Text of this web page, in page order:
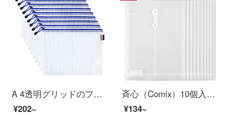
A 4透明グリッドのファスナー袋を10個入れて、厚みを増した防水書類袋の履歴書報告書類の袋をアップグレードしました。学生用の試験用紙の収納資料袋にはFB 8030が含まれています。
¥202~
斉心（Comix）10個入りF 18 A 4透明巻線ファイル袋/ファイル袋/縦型ホワイトオーフ文房具
¥134~